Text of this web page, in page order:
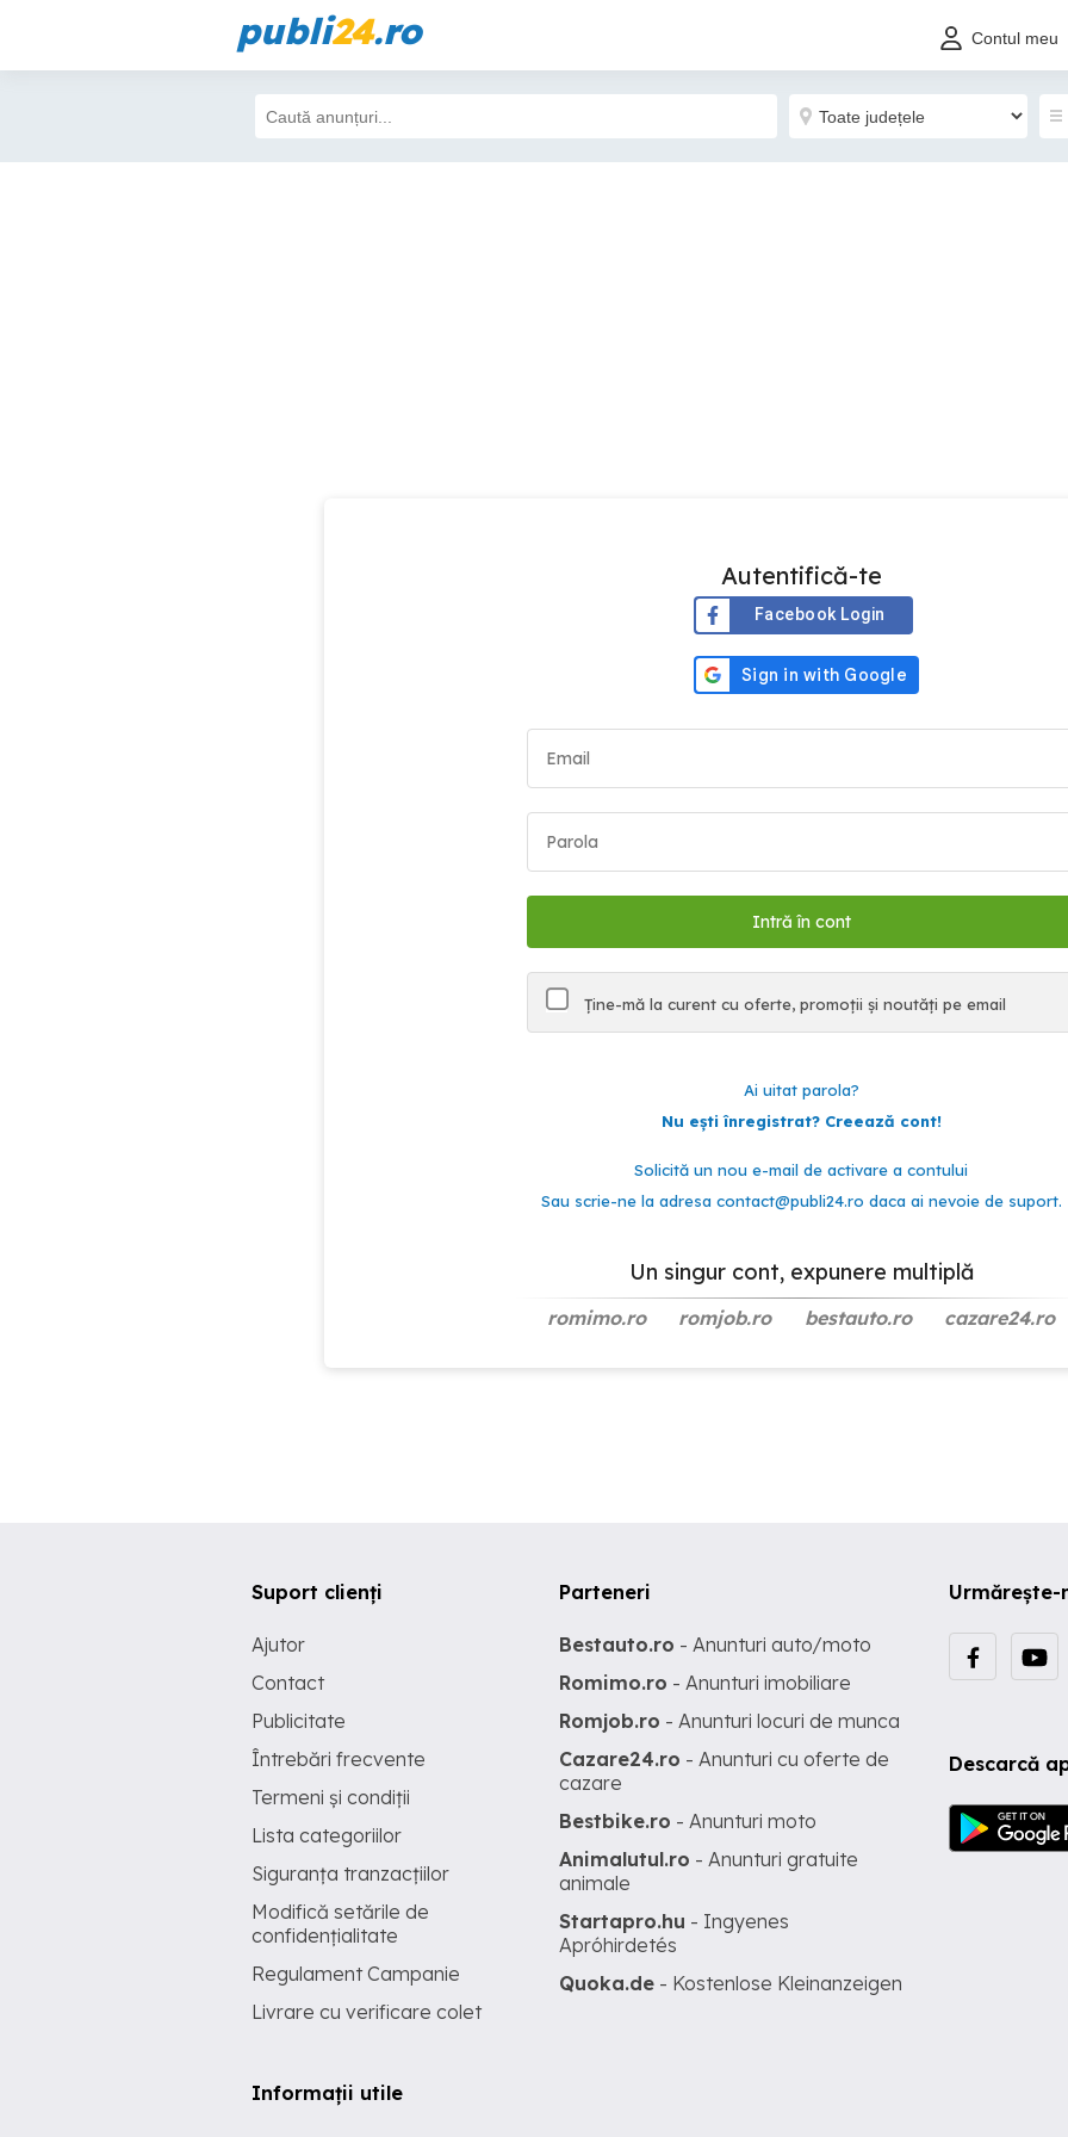
publi24.ro Contul meu
Autentifică-te
Facebook Login
Ține-mă la curent cu oferte, promoții și noutăți pe email
Ai uitat parola?
Nu ești înregistrat? Creează cont!
Solicită un nou e-mail de activare a contului
Sau scrie-ne la adresa contact@publi24.ro daca ai nevoie de suport.
Un singur cont, expunere multiplă
romimo.ro romjob.ro bestauto.ro cazare24.ro
Urmărește-
Descarcă
Suport clienți
Ajutor
Contact
Publicitate
Întrebări frecvente
Termeni și condiții
Lista categoriilor
Siguranța tranzacțiilor
Modifică setările de
confidențialitate
Regulament Campanie
Livrare cu verificare colet
Informații utile
Parteneri
Bestauto.ro - Anunturi auto/moto
Romimo.ro - Anunturi imobiliare
Romjob.ro - Anunturi locuri de munca
Cazare24.ro - Anunturi cu oferte de
cazare
Bestbike.ro - Anunturi moto
Animalutul.ro - Anunturi gratuite
animale
Startapro.hu - Ingyenes
Apróhirdetés
Quoka.de - Kostenlose Kleinanzeigen